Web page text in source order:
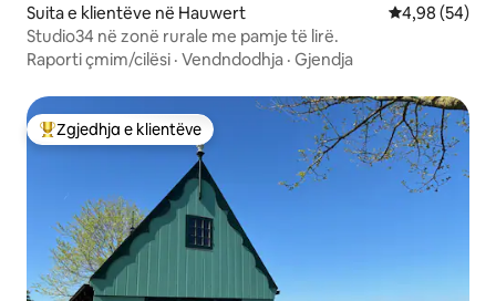
Suita e klientëve në Hauwert Vlerësimi
4,98 (54)
Studio34 në zonë rurale me pamje të lirë.
Raporti çmim/cilësi · Vendndodhja · Gjendja
Më të mirat e zgjedhjeve të klientëve
Zgjedhja e klientëve